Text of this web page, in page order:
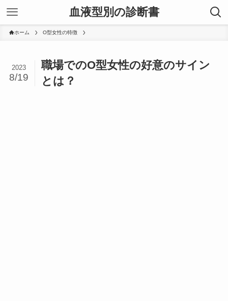
血液型別の診断書
ホーム O型女性の特徴
職場でのO型女性の好意のサイン
とは？
2023
8/19